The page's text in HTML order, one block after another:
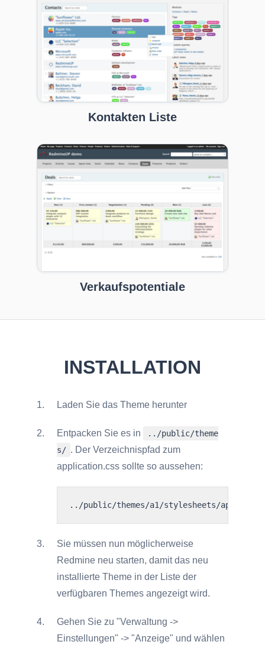
Kontakten Liste
Verkaufspotentiale
INSTALLATION
Laden Sie das Theme herunter
Entpacken Sie es in
../public/theme
s/ . Der Verzeichnispfad zum
application.css sollte so aussehen:
../public/themes/a1/stylesheets/
Sie müssen nun möglicherweise
Redmine neu starten, damit das neu
installierte Theme in der Liste der
verfügbaren Themes angezeigt wird.
Gehen Sie zu "Verwaltung ->
Einstellungen" -> "Anzeige" und wählen